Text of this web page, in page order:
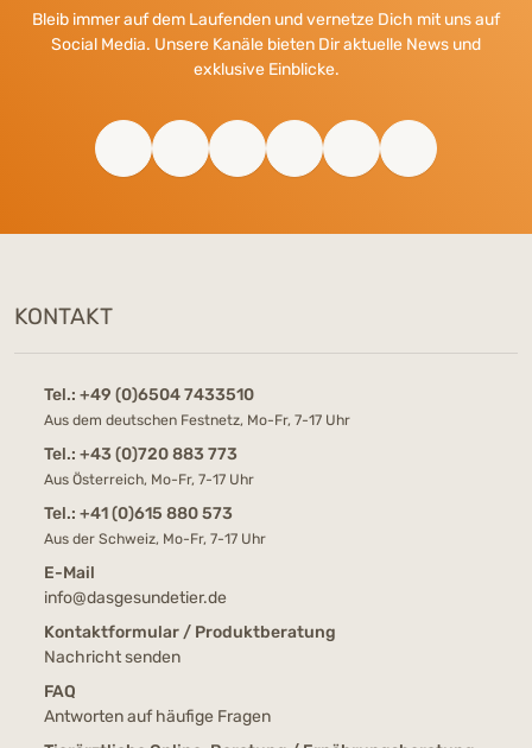
Bleib immer auf dem Laufenden und vernetze Dich mit uns auf
Social Media. Unsere Kanäle bieten Dir aktuelle News und
exklusive Einblicke.
KONTAKT
Tel.: +49 (0)6504 7433510
Aus dem deutschen Festnetz, Mo-Fr, 7-17 Uhr
Tel.: +43 (0)720 883 773
Aus Österreich, Mo-Fr, 7-17 Uhr
Tel.: +41 (0)615 880 573
Aus der Schweiz, Mo-Fr, 7-17 Uhr
E-Mail
info@dasgesundetier.de
Kontaktformular / Produktberatung
Nachricht senden
FAQ
Antworten auf häufige Fragen